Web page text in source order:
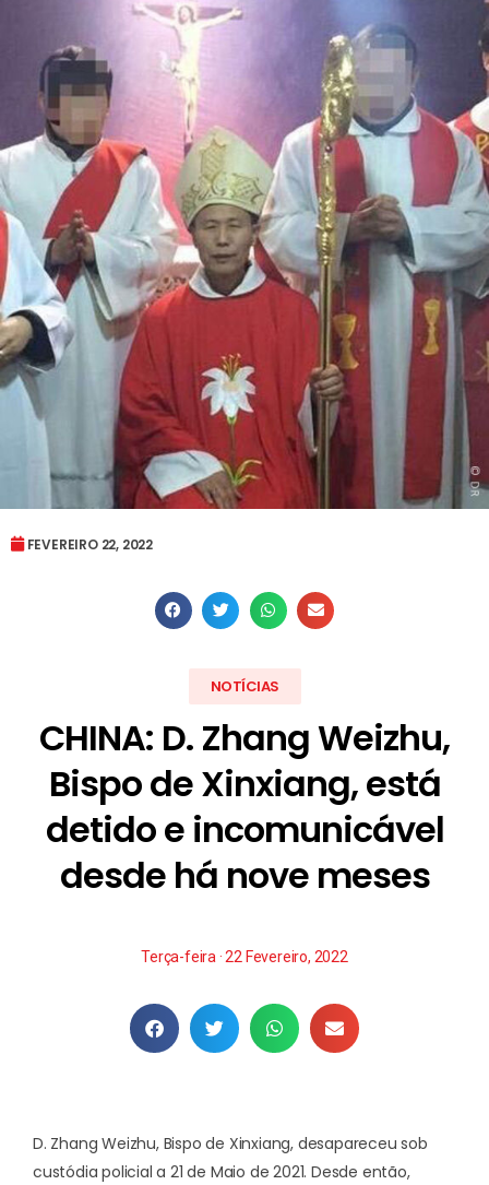
FEVEREIRO 22, 2022
NOTÍCIAS
CHINA: D. Zhang Weizhu,
Bispo de Xinxiang, está
detido e incomunicável
desde há nove meses
Terça-feira · 22 Fevereiro, 2022
D. Zhang Weizhu, Bispo de Xinxiang, desapareceu sob
custódia policial a 21 de Maio de 2021. Desde então,